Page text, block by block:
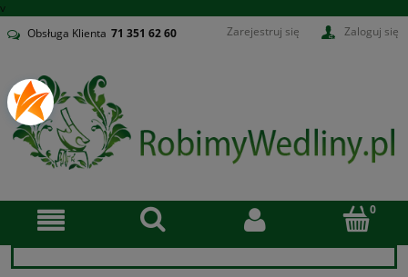
v
Obsługa Klienta 71 351 62 60 Zarejestruj się Zaloguj się